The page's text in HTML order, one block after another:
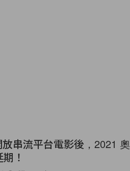
串流平台電影後，2021 奧
！